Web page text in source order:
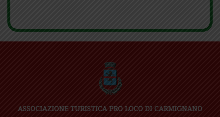
ASSOCIAZIONE TURISTICA PRO LOCO DI CARMIGNANO